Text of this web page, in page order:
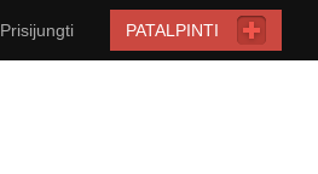
PATALPINTI
Prisijungti